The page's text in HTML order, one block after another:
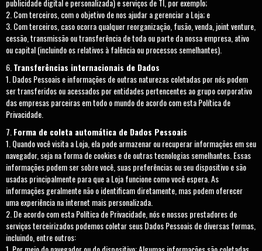
publicidade digital e personalizada) e serviços de TI, por exemplo;
Com terceiros, com o objetivo de nos ajudar a gerenciar a Loja; e
Com terceiros, caso ocorra qualquer reorganização, fusão, venda, joint venture,
cessão, transmissão ou transferência de toda ou parte da nossa empresa, ativo
ou capital (incluindo os relativos à falência ou processos semelhantes).
Transferências internacionais de Dados
Dados Pessoais e informações de outras naturezas coletadas por nós podem
ser transferidos ou acessados por entidades pertencentes ao grupo corporativo
das empresas parceiras em todo o mundo de acordo com esta Política de
Privacidade.
Forma de coleta automática de Dados Pessoais
Quando você visita a Loja, ela pode armazenar ou recuperar informações em seu
navegador, seja na forma de cookies e de outras tecnologias semelhantes. Essas
informações podem ser sobre você, suas preferências ou seu dispositivo e são
usadas principalmente para que a Loja funcione como você espera. As
informações geralmente não o identificam diretamente, mas podem oferecer
uma experiência na internet mais personalizada.
De acordo com esta Política de Privacidade, nós e nossos prestadores de
serviços terceirizados podemos coletar seus Dados Pessoais de diversas formas,
incluindo, entre outros: